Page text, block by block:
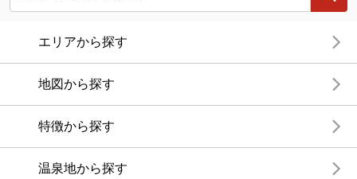
エリアから探す
地図から探す
特徴から探す
温泉地から探す